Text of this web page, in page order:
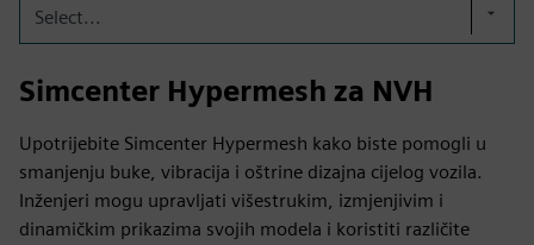
Select...
Simcenter Hypermesh za NVH
Upotrijebite Simcenter Hypermesh kako biste pomogli u
smanjenju buke, vibracija i oštrine dizajna cijelog vozila.
Inženjeri mogu upravljati višestrukim, izmjenjivim i
dinamičkim prikazima svojih modela i koristiti različite